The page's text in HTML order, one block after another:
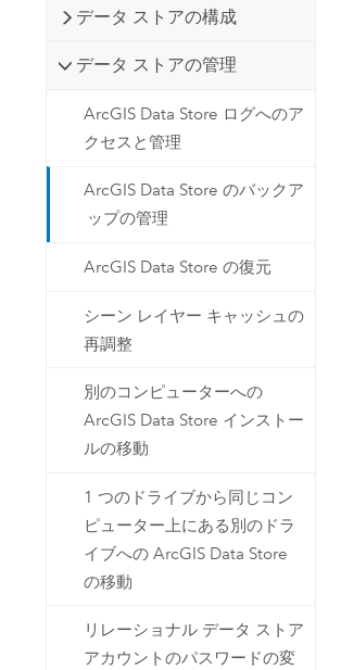
データ ストアの構成
データ ストアの管理
ArcGIS Data Store ログへのア
クセスと管理
ArcGIS Data Store のバックア
ップの管理
ArcGIS Data Store の復元
シーン レイヤー キャッシュの
再調整
別のコンピューターへの
ArcGIS Data Store インストー
ルの移動
1 つのドライブから同じコン
ピューター上にある別のドラ
イブへの ArcGIS Data Store
の移動
リレーショナル データ ストア
アカウントのパスワードの変